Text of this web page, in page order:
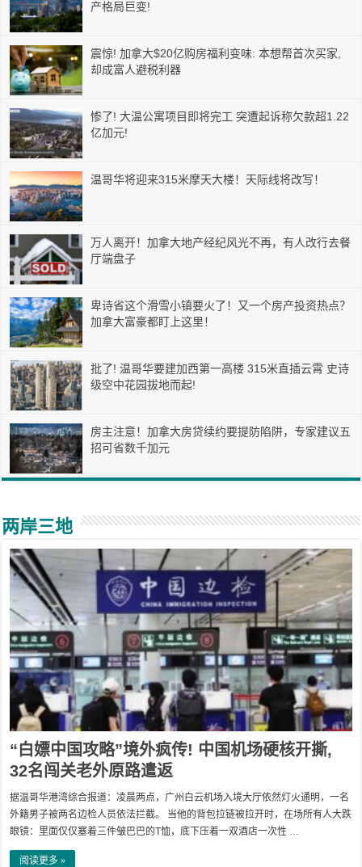
产格局巨变!
震惊! 加拿大$20亿购房福利变味: 本想帮首次买家,
却成富人避税利器
惨了! 大温公寓项目即将完工 突遭起诉称欠款超1.22
亿加元!
温哥华将迎来315米摩天大楼！天际线将改写！
万人离开！加拿大地产经纪风光不再，有人改行去餐
厅端盘子
卑诗省这个滑雪小镇要火了！又一个房产投资热点？
加拿大富豪都盯上这里！
批了! 温哥华要建加西第一高楼 315米直插云霄 史诗
级空中花园拔地而起!
房主注意！加拿大房贷续约要提防陷阱，专家建议五
招可省数千加元
两岸三地
“白嫖中国攻略”境外疯传! 中国机场硬核开撕,
32名闯关老外原路遣返
据温哥华港湾综合报道：凌晨两点，广州白云机场入境大厅依然灯火通明，一名
外籍男子被两名边检人员依法拦截。 当他的背包拉链被拉开时，在场所有人大跌
眼镜：里面仅仅塞着三件皱巴巴的T恤，底下压着一双酒店一次性 …
阅读更多 »